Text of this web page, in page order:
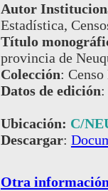
Autor
Estadística,
Título
provincia de
Colección:
Datos de edición:
Ubicación: C/
Descargar:
Otra información